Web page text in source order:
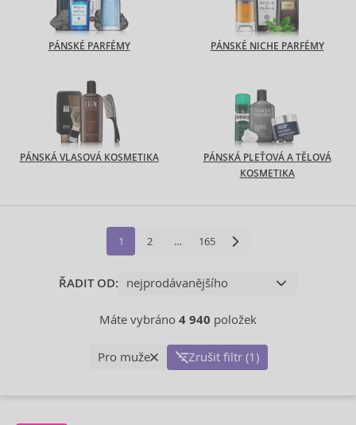
PÁNSKÉ PARFÉMY PÁNSKÉ NICHE PARFÉMY
PÁNSKÁ VLASOVÁ KOSMETIKA
PÁNSKÁ PLEŤOVÁ A TĚLOVÁ
KOSMETIKA
1 2 … 165
ŘADIT OD:
Máte vybráno 4 940 položek
Pro muže Zrušit filtr (1)